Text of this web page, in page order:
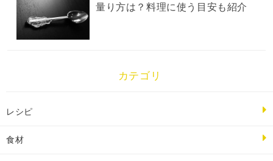
量り方は？料理に使う目安も紹介
カテゴリ
レシピ
食材